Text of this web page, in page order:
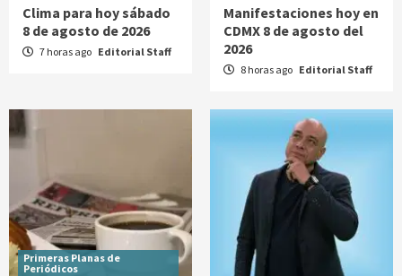
Clima para hoy sábado
8 de agosto de 2026
7 horas ago Editorial Staff
Manifestaciones hoy en
CDMX 8 de agosto del
2026
8 horas ago Editorial Staff
Primeras Planas de
Periódicos